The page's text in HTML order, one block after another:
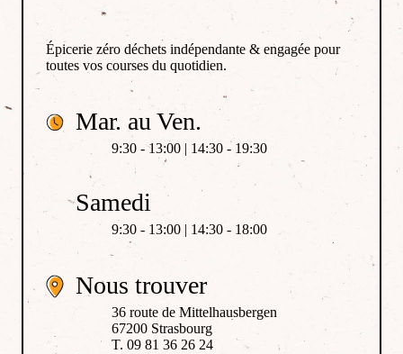
Épicerie zéro déchets indépendante & engagée pour
toutes vos courses du quotidien.
Mar. au Ven.
9:30 - 13:00 | 14:30 - 19:30
Samedi
9:30 - 13:00 | 14:30 - 18:00
Nous trouver
36 route de Mittelhausbergen
67200 Strasbourg
T. 09 81 36 26 24